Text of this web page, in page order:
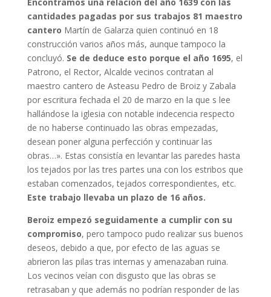
cantidades pagadas por sus trabajos 81 maestro
cantero Martín de Galarza quien continuó en 18
construcción varios años más, aunque tampoco la
concluyó. Se de deduce esto porque el año 1695, el
Patrono, el Rector, Alcalde vecinos contratan al
maestro cantero de Asteasu Pedro de Broiz y Zabala
por escritura fechada el 20 de marzo en la que s lee
hallándose la iglesia con notable indecencia respecto
de no haberse continuado las obras empezadas,
desean poner alguna perfección y continuar las
obras…». Estas consistía en levantar las paredes hasta
los tejados por las tres partes una con los estribos que
estaban comenzados, tejados correspondientes, etc.
Este trabajo llevaba un plazo de 16 años.
Beroiz empezó seguidamente a cumplir con su
compromiso, pero tampoco pudo realizar sus buenos
deseos, debido a que, por efecto de las aguas se
abrieron las pilas tras internas y amenazaban ruina.
Los vecinos veían con disgusto que las obras se
retrasaban y que además no podrían responder de las